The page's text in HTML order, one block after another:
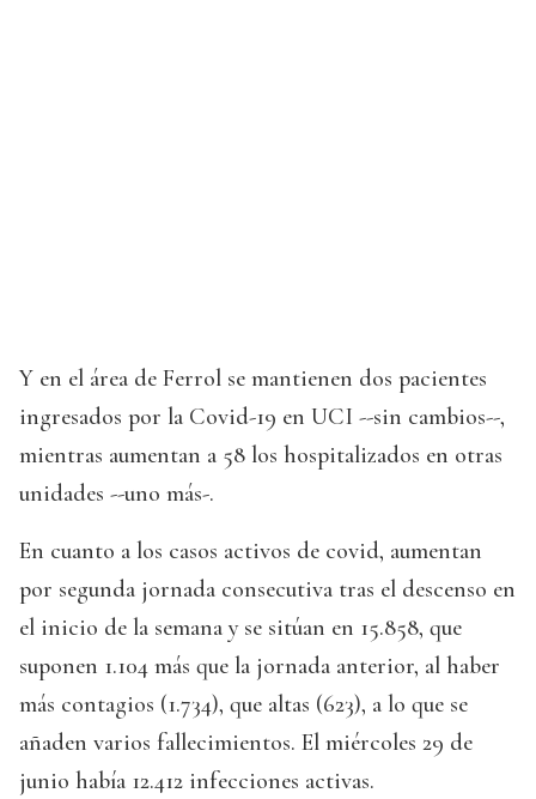
Y en el área de Ferrol se mantienen dos pacientes
ingresados por la Covid-19 en UCI --sin cambios--,
mientras aumentan a 58 los hospitalizados en otras
unidades --uno más-.
En cuanto a los casos activos de covid, aumentan
por segunda jornada consecutiva tras el descenso en
el inicio de la semana y se sitúan en 15.858, que
suponen 1.104 más que la jornada anterior, al haber
más contagios (1.734), que altas (623), a lo que se
añaden varios fallecimientos. El miércoles 29 de
junio había 12.412 infecciones activas.